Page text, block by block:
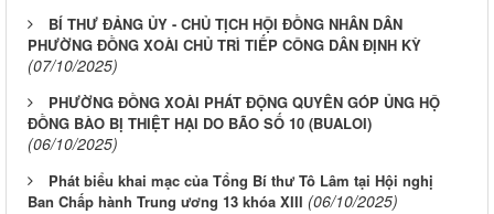
BÍ THƯ ĐẢNG ỦY - CHỦ TỊCH HỘI ĐỒNG NHÂN DÂN
PHƯỜNG ĐỒNG XOÀI CHỦ TRÌ TIẾP CÔNG DÂN ĐỊNH KỲ
(07/10/2025)
PHƯỜNG ĐỒNG XOÀI PHÁT ĐỘNG QUYÊN GÓP ỦNG HỘ
ĐỒNG BÀO BỊ THIỆT HẠI DO BÃO SỐ 10 (BUALOI)
(06/10/2025)
Phát biểu khai mạc của Tổng Bí thư Tô Lâm tại Hội nghị
Ban Chấp hành Trung ương 13 khóa XIII (06/10/2025)